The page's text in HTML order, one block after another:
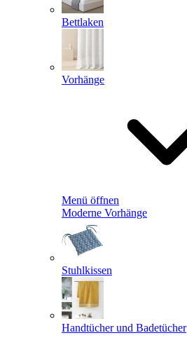
Bettlaken
Vorhänge
Menü öffnen
Moderne Vorhänge
Stuhlkissen
Handtücher und Badetücher